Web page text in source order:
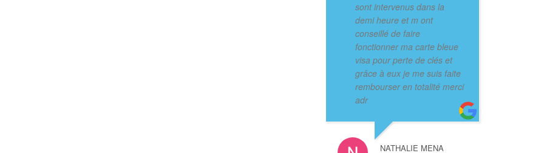
sont intervenus dans la
demi heure et m ont
conseillé de faire
fonctionner ma carte bleue
visa pour perte de clés et
grâce à eux je me suis faite
rembourser en totalité merci
adr
NATHALIE MENA